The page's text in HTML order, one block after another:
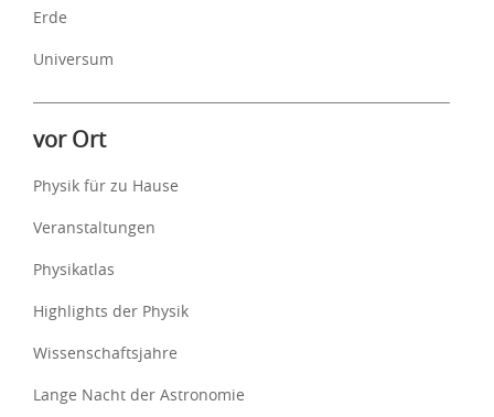
Erde
Universum
vor Ort
Physik für zu Hause
Veranstaltungen
Physikatlas
Highlights der Physik
Wissenschaftsjahre
Lange Nacht der Astronomie